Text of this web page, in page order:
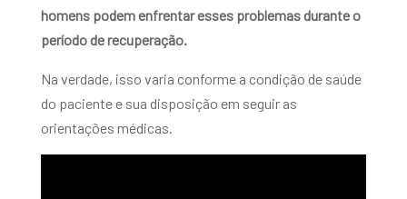
homens podem enfrentar esses problemas durante o
período de recuperação.
Na verdade, isso varia conforme a condição de saúde
do paciente e sua disposição em seguir as
orientações médicas.